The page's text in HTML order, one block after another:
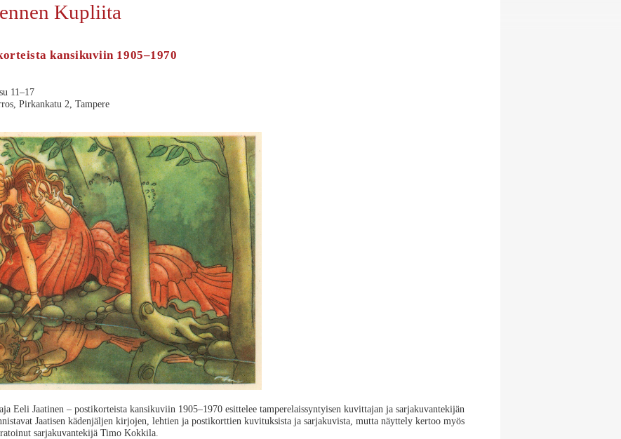
Kupliita
kansikuviin 1905–1970
11–17
Pirkankatu 2, Tampere
Eeli Jaatinen – postikorteista kansikuviin 1905–1970 esittelee tamperelaissyntyisen kuvittajan ja sarjakuvantekijän
Jaatisen kädenjäljen kirjojen, lehtien ja postikorttien kuvituksista ja sarjakuvista, mutta näyttely kertoo myös
sarjakuvantekijä Timo Kokkila.